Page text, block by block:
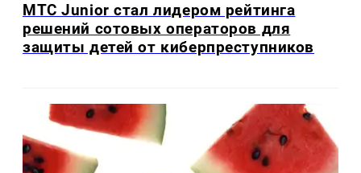
МТС Junior стал лидером рейтинга
решений сотовых операторов для
защиты детей от киберпреступников